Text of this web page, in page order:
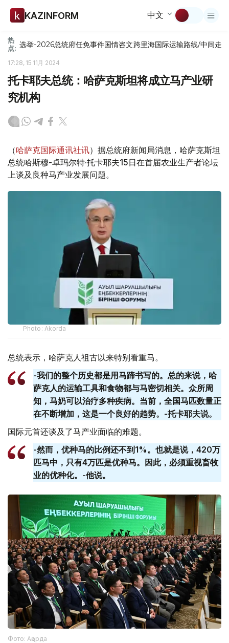
KAZINFORM 中文
热
点: 选举-2026总统府任免事件国情咨文跨里海国际运输路线/中间走廊
17:28, 15 11月 2024
托卡耶夫总统：哈萨克斯坦将成立马产业研
究机构
（哈萨克国际通讯社讯）据总统府新闻局消息，哈萨克斯坦
总统哈斯穆-卓玛尔特·托卡耶夫15日在首届农业生产者论坛
上谈及良种马产业发展问题。
Photo: Akorda
总统表示，哈萨克人祖古以来特别看重马。
-我们的整个历史都是用马蹄书写的。总的来说，哈
萨克人的运输工具和食物都与马密切相关。众所周
知，马奶可以治疗多种疾病。当前，全国马匹数量正
在不断增加，这是一个良好的趋势。-托卡耶夫说。
国际元首还谈及了马产业面临的难题。
-然而，优种马的比例还不到1%。也就是说，420万
匹马中，只有4万匹是优种马。因此，必须重视畜牧
业的优种化。-他说。
Фото: Ақорда